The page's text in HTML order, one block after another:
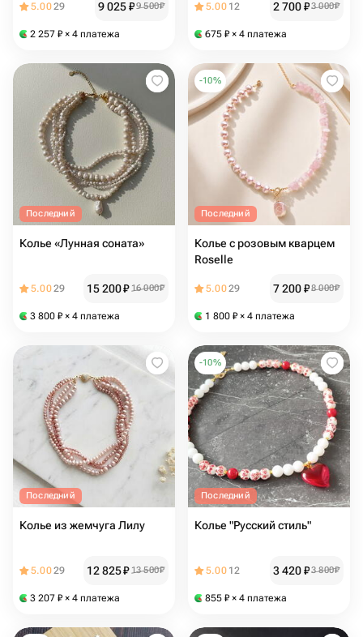
5.0029 9 025₽9 500₽
2 257 ₽ × 4 платежа
5.00 12 2 700₽3 000₽
675 ₽ × 4 платежа
Последний
Колье «Лунная соната»
5.0029 15 200₽ 16 000₽
3 800 ₽ × 4 платежа
-10%
Последний
Колье с розовым кварцем
Roselle
5.0029 7 200₽8 000₽
1 800 ₽ × 4 платежа
Последний
Колье из жемчуга Лилу
5.0029 12 825₽ 13 500₽
3 207 ₽ × 4 платежа
-10%
Последний
Колье "Русский стиль"
5.00 12 3 420₽3 800₽
855 ₽ × 4 платежа